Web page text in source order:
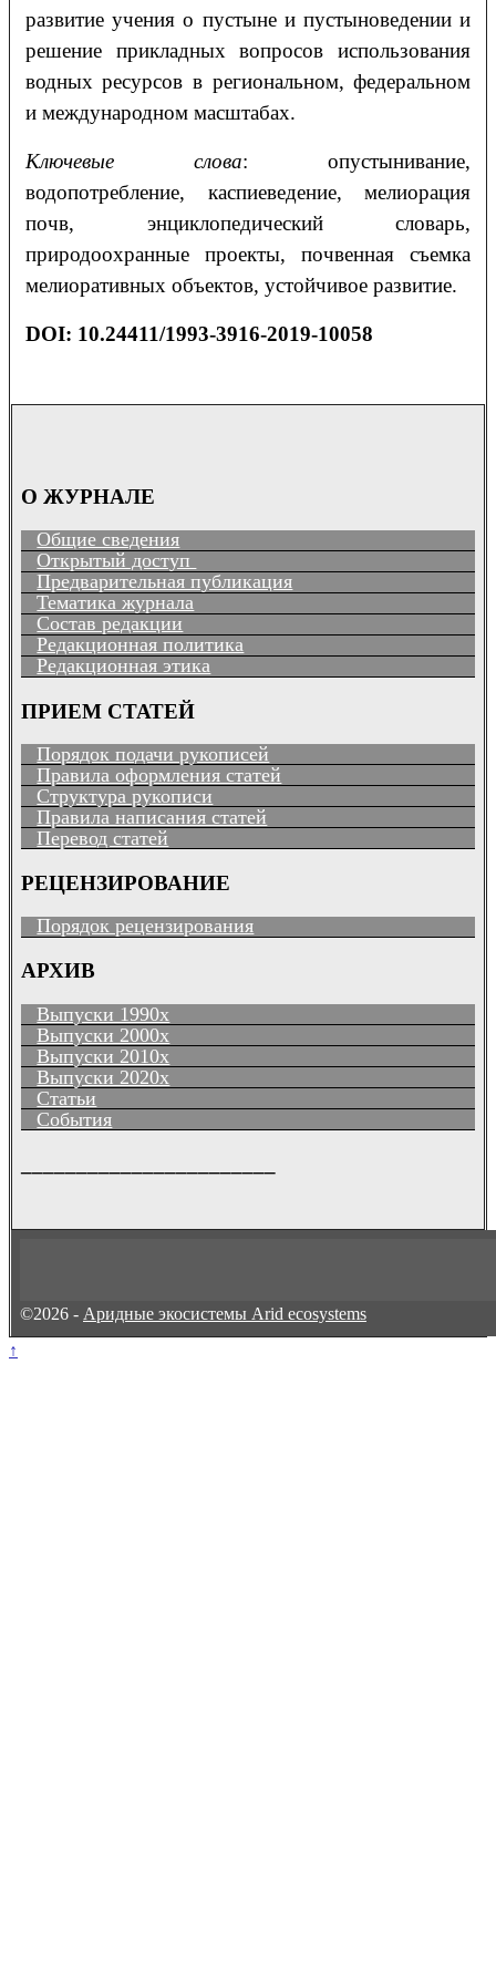
развитие учения о пустыне и пустыноведении и
решение прикладных вопросов использования
водных ресурсов в региональном, федеральном
и международном масштабах.
Ключевые слова: опустынивание,
водопотребление, каспиеведение, мелиорация
почв, энциклопедический словарь,
природоохранные проекты, почвенная съемка
мелиоративных объектов, устойчивое развитие.
DOI: 10.24411/1993-3916-2019-10058
О ЖУРНАЛЕ
Общие сведения
Открытый доступ
Предварительная публикация
Тематика журнала
Состав редакции
Редакционная политика
Редакционная этика
ПРИЕМ СТАТЕЙ
Порядок подачи рукописей
Правила оформления статей
Структура рукописи
Правила написания статей
Перевод статей
РЕЦЕНЗИРОВАНИЕ
Порядок рецензирования
АРХИВ
Выпуски 1990х
Выпуски 2000х
Выпуски 2010х
Выпуски 2020х
Статьи
События
©2026 - Аридные экосистемы Arid ecosystems
↑